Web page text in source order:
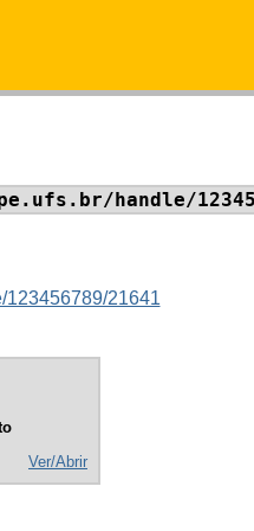
handle/
123456789/21641
Ver/Abrir